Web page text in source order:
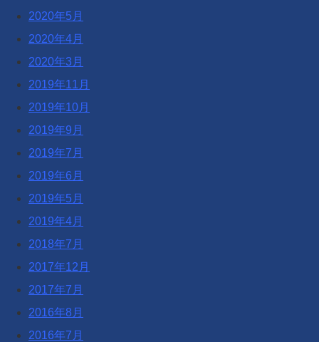
2020年5月
2020年4月
2020年3月
2019年11月
2019年10月
2019年9月
2019年7月
2019年6月
2019年5月
2019年4月
2018年7月
2017年12月
2017年7月
2016年8月
2016年7月